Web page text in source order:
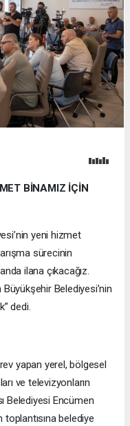
BİNAMIZ İÇİN
yeni hizmet
sürecinin
ilana çıkacağız.
Belediyesi’nin
dedi.
yapan yerel, bölgesel
ve televizyonların
Belediyesi Encümen
toplantısına belediye